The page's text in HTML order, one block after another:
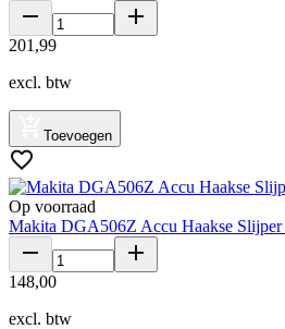
201 ,99
excl. btw
Toevoegen
Op voorraad
Makita DGA506Z Accu Haakse
148,00
excl. btw